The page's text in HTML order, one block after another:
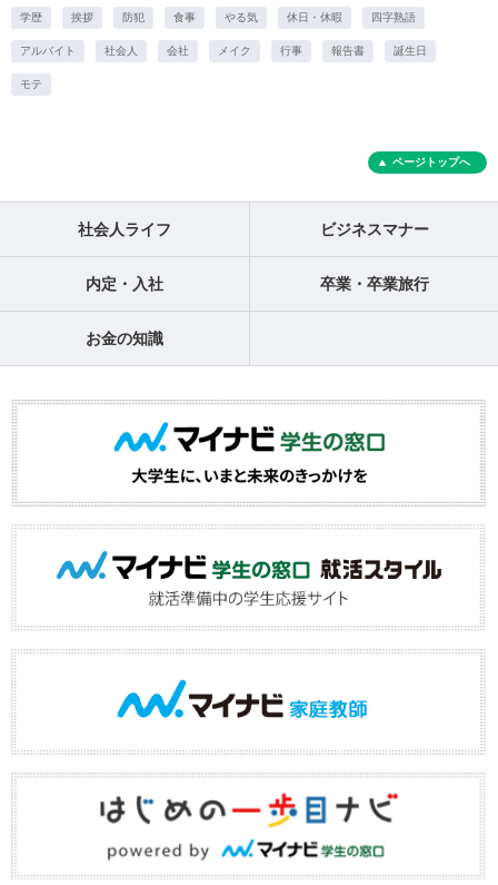
学歴 挨拶 防犯 食事 やる気 休日・休暇 四字熟語
アルバイト 社会人 会社 メイク 行事 報告書 誕生日
モテ
ページトップへ
社会人ライフ ビジネスマナー
内定・入社 卒業・卒業旅行
お金の知識